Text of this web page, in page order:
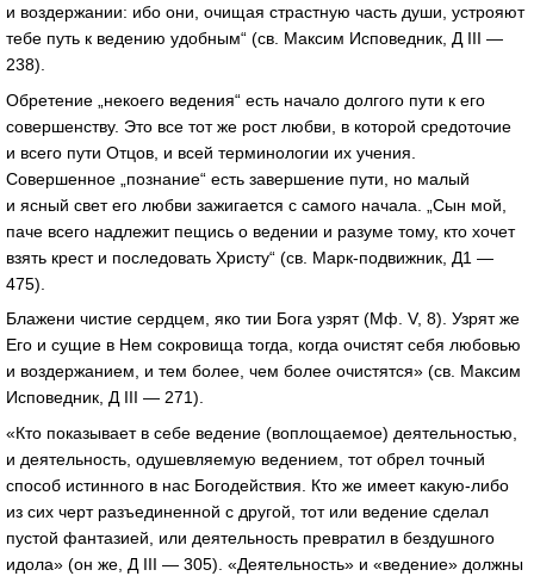
и воздержании: ибо они, очищая страстную часть души, устрояют
тебе путь к ведению удобным“ (св. Максим Исповедник, Д III —
238).
Обретение „некоего ведения“ есть начало долгого пути к его
совершенству. Это все тот же рост любви, в которой средоточие
и всего пути Отцов, и всей терминологии их учения.
Совершенное „познание“ есть завершение пути, но малый
и ясный свет его любви зажигается с самого начала. „Сын мой,
паче всего надлежит пещись о ведении и разуме тому, кто хочет
взять крест и последовать Христу“ (св. Марк-подвижник , Д1 —
475).
Блажени чистие сердцем, яко тии Бога узрят (Мф. V, 8). Узрят же
Его и сущие в Нем сокровища тогда, когда очистят себя любовью
и воздержанием, и тем более, чем более очистятся» (св. Максим
Исповедник, Д III — 271).
«Кто показывает в себе ведение (воплощаемое) деятельностью,
и деятельность, одушевляемую ведением, тот обрел точный
способ истинного в нас Богодействия. Кто же имеет какую-либо
из сих черт разъединенной с другой, тот или ведение сделал
пустой фантазией, или деятельность превратил в бездушного
идола» (он же, Д III — 305). «Деятельность» и «ведение» должны